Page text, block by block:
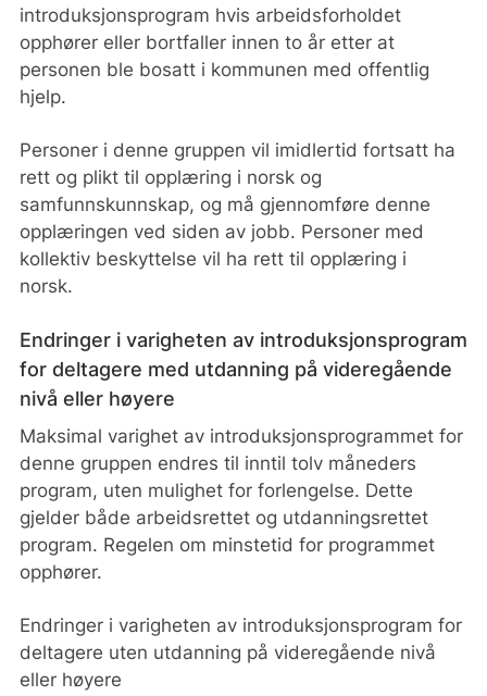
introduksjonsprogram hvis arbeidsforholdet
opphører eller bortfaller innen to år etter at
personen ble bosatt i kommunen med offentlig
hjelp.
Personer i denne gruppen vil imidlertid fortsatt ha
rett og plikt til opplæring i norsk og
samfunnskunnskap, og må gjennomføre denne
opplæringen ved siden av jobb. Personer med
kollektiv beskyttelse vil ha rett til opplæring i
norsk.
Endringer i varigheten av introduksjonsprogram
for deltagere med utdanning på videregående
nivå eller høyere
Maksimal varighet av introduksjonsprogrammet for
denne gruppen endres til inntil tolv måneders
program, uten mulighet for forlengelse. Dette
gjelder både arbeidsrettet og utdanningsrettet
program. Regelen om minstetid for programmet
opphører.
Endringer i varigheten av introduksjonsprogram for
deltagere uten utdanning på videregående nivå
eller høyere